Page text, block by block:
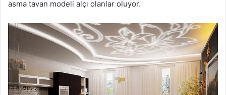
asma tavan modeli alçı olanlar oluyor.